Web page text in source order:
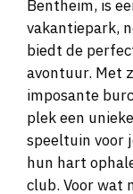
Bentheim, is
vakantiepark,
biedt de
avontuur. Met
imposante
plek een
speeltuin voor
hun hart
club. Voor wat